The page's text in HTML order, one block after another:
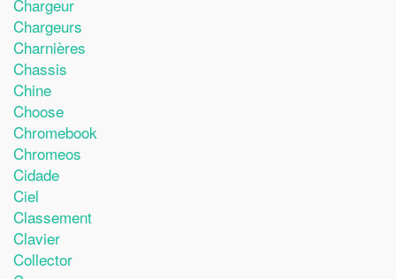
Chargeur
Chargeurs
Charnières
Chassis
Chine
Choose
Chromebook
Chromeos
Cidade
Ciel
Classement
Clavier
Collector